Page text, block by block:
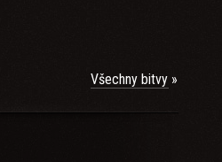
Všechny bitvy